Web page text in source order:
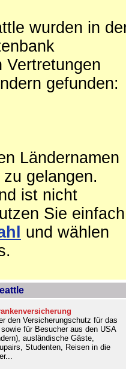
wurden in
Vertretungen
gefunden:
Ländernamen
gelangen.
ist nicht
Sie einfach
und wählen
den Versicherungschutz für das
für Besucher aus den USA
ausländische Gäste,
Studenten, Reisen in die